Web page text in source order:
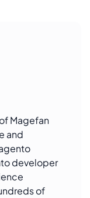
Magefan
and
developer
of